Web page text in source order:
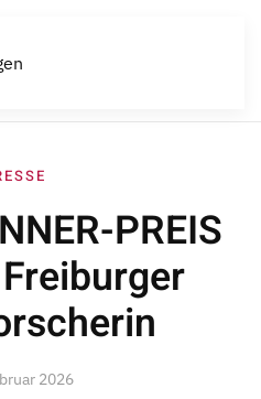
PREIS
2026